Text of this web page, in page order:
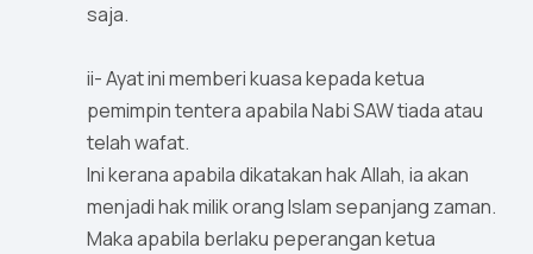
saja.
ii- Ayat ini memberi kuasa kepada ketua
pemimpin tentera apabila Nabi SAW tiada atau
telah wafat.
Ini kerana apabila dikatakan hak Allah, ia akan
menjadi hak milik orang Islam sepanjang zaman.
Maka apabila berlaku peperangan ketua